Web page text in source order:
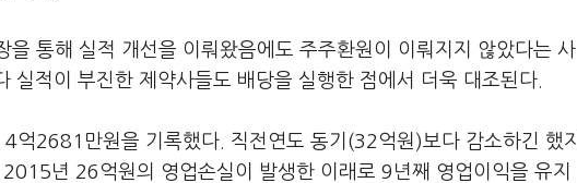
통해 실적 개선을 이뤄왔음에도 주주환원이 이뤄지지 않았다는 사
적이 부진한 제약사들도 배당을 실행한 점에서 더욱 대조된다.
억2681만원을 기록했다. 직전연도 동기(32억원)보다 감소하긴 했지
년 26억원의 영업손실이 발생한 이래로 9년째 영업이익을 유지